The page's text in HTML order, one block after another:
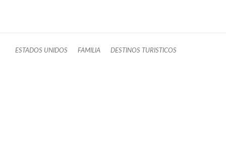
ESTADOS UNIDOS FAMILIA DESTINOS TURISTICOS